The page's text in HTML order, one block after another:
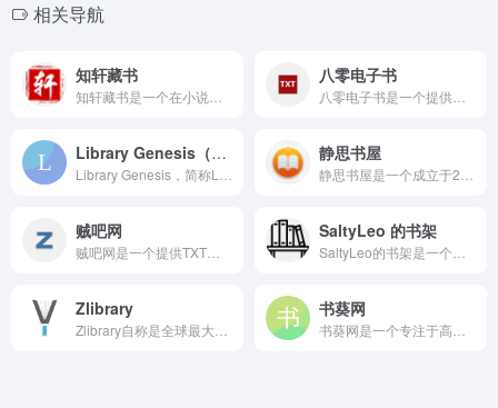
相关导航
知轩藏书 八零电子书
Library Genesis（创世纪图书馆） 静思书屋
贼吧网 SaltyLeo 的书架
Zlibrary 书葵网